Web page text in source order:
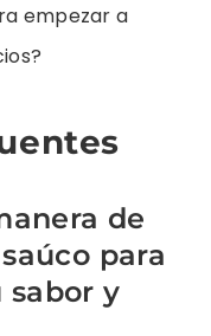
empezar a
de
para
sabor y